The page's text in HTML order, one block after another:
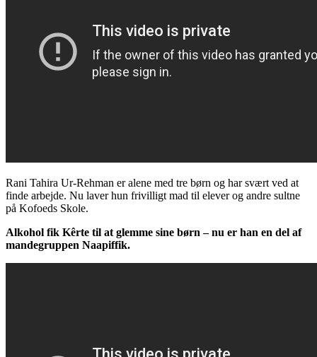
Rani Tahira Ur-Rehman er alene med tre børn og har svært ved at
finde arbejde. Nu laver hun frivilligt mad til elever og andre sultne
på Kofoeds Skole.
Alkohol fik Kêrte til at glemme sine børn – nu er han en del af
mandegruppen Naapiffik.